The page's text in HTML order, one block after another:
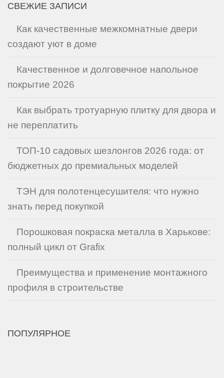
СВЕЖИЕ ЗАПИСИ
Как качественные межкомнатные двери
создают уют в доме
Качественное и долговечное напольное
покрытие 2026
Как выбрать тротуарную плитку для двора и
не переплатить
ТОП-10 садовых шезлонгов 2026 года: от
бюджетных до премиальных моделей
ТЭН для полотенцесушителя: что нужно
знать перед покупкой
Порошковая покраска металла в Харькове:
полный цикл от Grafix
Преимущества и применение монтажного
профиля в строительстве
ПОПУЛЯРНОЕ